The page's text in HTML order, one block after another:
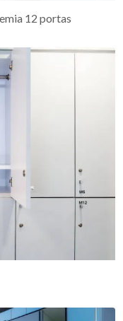
12 portas